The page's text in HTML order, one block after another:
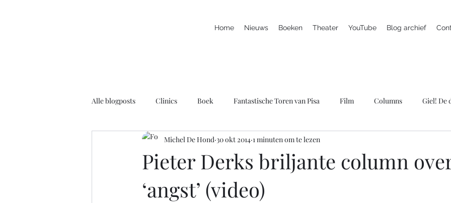
Home Nieuws Boeken Theater YouTube Blog archief
Alle blogposts Clinics Boek Fantastische Toren van Pisa Film Columns Giel! De
Leuke filmpjes Nieuws Marc is ziek LULverhalen
Rolstoelbasketbal Radio Spreker
Pieter Derks briljante column
‘angst’ (video)
Michel De Hond 30 okt 2014 1 minuten om te lezen